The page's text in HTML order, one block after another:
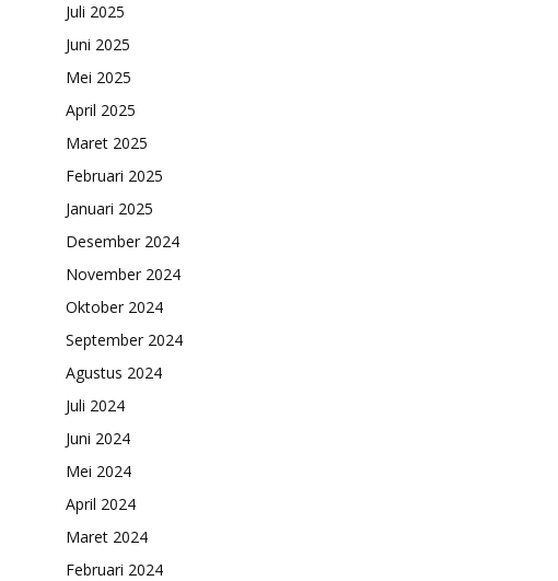
Juli 2025
Juni 2025
Mei 2025
April 2025
Maret 2025
Februari 2025
Januari 2025
Desember 2024
November 2024
Oktober 2024
September 2024
Agustus 2024
Juli 2024
Juni 2024
Mei 2024
April 2024
Maret 2024
Februari 2024